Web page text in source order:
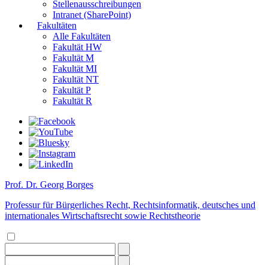
Stellenausschreibungen
Intranet (SharePoint)
Fakultäten
Alle Fakultäten
Fakultät HW
Fakultät M
Fakultät MI
Fakultät NT
Fakultät P
Fakultät R
Prof. Dr. Georg Borges
Professur für Bürgerliches Recht, Rechtsinformatik, deutsches und
internationales Wirtschaftsrecht sowie Rechtstheorie